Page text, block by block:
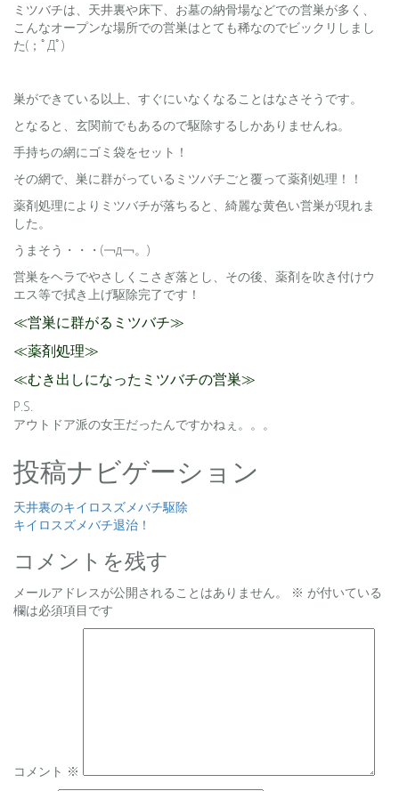
ミツバチは、天井裏や床下、お墓の納骨場などでの営巣が多く、
こんなオープンな場所での営巣はとても稀なのでビックリしまし
た(；ﾟДﾟ)
巣ができている以上、すぐにいなくなることはなさそうです。
となると、玄関前でもあるので駆除するしかありませんね。
手持ちの網にゴミ袋をセット！
その網で、巣に群がっているミツバチごと覆って薬剤処理！！
薬剤処理によりミツバチが落ちると、綺麗な黄色い営巣が現れま
した。
うまそう・・・(￢д￢。)
営巣をヘラでやさしくこさぎ落とし、その後、薬剤を吹き付けウ
エス等で拭き上げ駆除完了です！
≪営巣に群がるミツバチ≫
≪薬剤処理≫
≪むき出しになったミツバチの営巣≫
P.S.
アウトドア派の女王だったんですかねぇ。。。
投稿ナビゲーション
天井裏のキイロスズメバチ駆除
キイロスズメバチ退治！
コメントを残す
メールアドレスが公開されることはありません。 ※ が付いている
欄は必須項目です
コメント ※